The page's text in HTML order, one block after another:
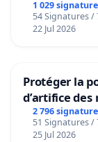
1 029
54 Signatures /
22 Jul 2026
Protéger la
d’artifice des
2 796
51 Signatures /
25 Jul 2026